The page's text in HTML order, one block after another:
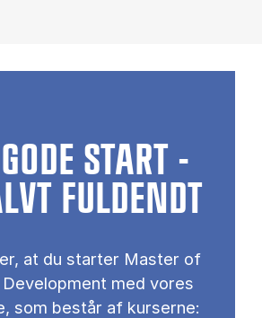
START -
FULDENDT
at du starter Master of
Development med vores
som består af kurserne: